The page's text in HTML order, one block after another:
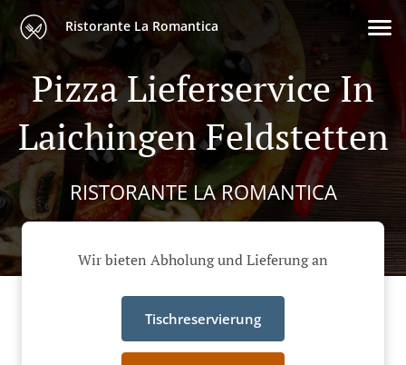
Ristorante La Romantica
Pizza Lieferservice In
Laichingen Feldstetten
RISTORANTE LA ROMANTICA
Wir bieten Abholung und Lieferung an
Tischreservierung